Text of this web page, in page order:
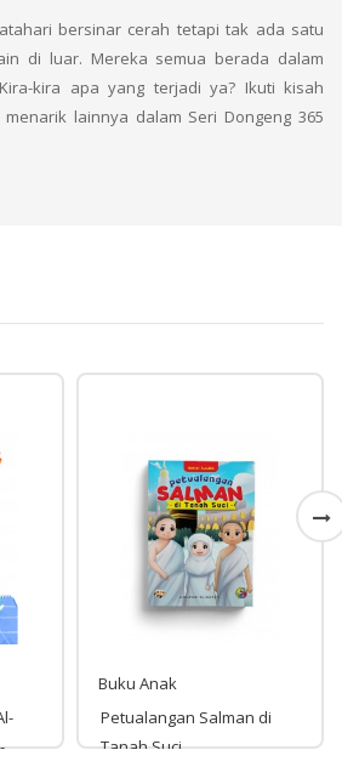
bersinar cerah tetapi tak ada satu
di luar. Mereka semua berada dalam
kira apa yang terjadi ya? Ikuti kisah
lainnya dalam Seri Dongeng 365
Buku Anak
Petualangan Salman di
Tanah Suci